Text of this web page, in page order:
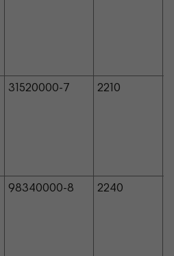
31520000-7 2210
98340000-8 2240